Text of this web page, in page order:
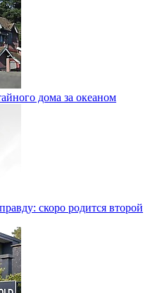
дома за океаном
скоро родится второй